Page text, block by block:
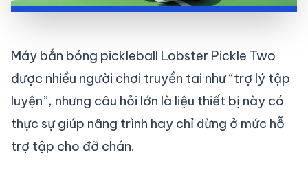
Máy bắn bóng pickleball Lobster Pickle Two
được nhiều người chơi truyền tai như “trợ lý tập
luyện”, nhưng câu hỏi lớn là liệu thiết bị này có
thực sự giúp nâng trình hay chỉ dừng ở mức hỗ
trợ tập cho đỡ chán.